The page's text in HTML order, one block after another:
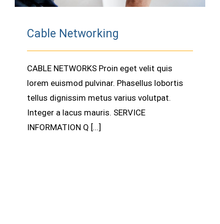
Cable Networking
CABLE NETWORKS Proin eget velit quis
lorem euismod pulvinar. Phasellus lobortis
tellus dignissim metus varius volutpat.
Integer a lacus mauris. SERVICE
INFORMATION Q [...]